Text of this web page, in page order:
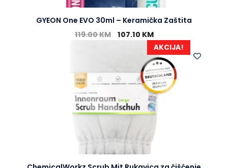
GYEON One EVO 30ml – Keramička Zaštita
119.00KM 107.10 KM
AKCIJA!